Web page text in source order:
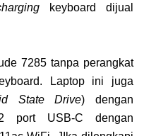
keyboard dijual
7285 tanpa perangkat
Laptop ini juga
State Drive) dengan
port USB-C dengan